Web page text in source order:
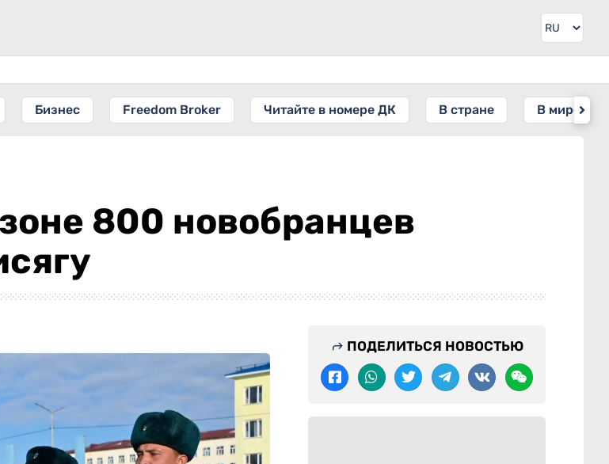
Бизнес Freedom Broker Читайте в номере ДК В стране В мире
800 новобранцев
ПОДЕЛИТЬСЯ НОВОСТЬЮ